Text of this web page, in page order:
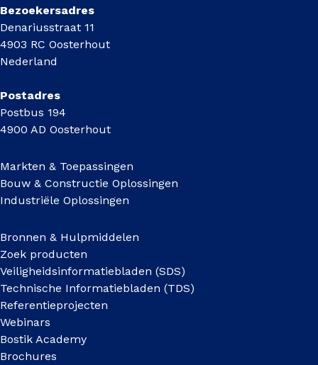
Bezoekersadres
Denariusstraat 11
4903 RC Oosterhout
Nederland
Postadres
Postbus 194
4900 AD Oosterhout
Markten & Toepassingen
Bouw & Constructie Oplossingen
Industriële Oplossingen
Bronnen & Hulpmiddelen
Zoek producten
Veiligheidsinformatiebladen (SDS)
Technische Informatiebladen (TDS)
Referentieprojecten
Webinars
Bostik Academy
Brochures